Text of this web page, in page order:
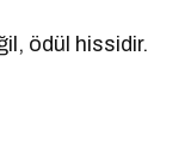
ödül hissidir.